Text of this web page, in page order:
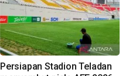
Persiapan Stadion Teladan